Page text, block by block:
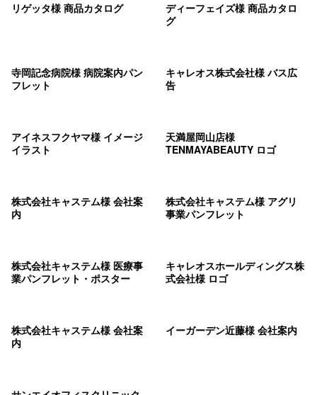
リゲッタ様 商品カタログ
ディーフェイズ様 商品カタロ
グ
寺岡記念病院様 病院案内パン
フレット
キャレオス株式会社様 バス広
告
アイネスフクヤマ様 イメージ
イラスト
天満屋岡山店様
TENMAYABEAUTY ロゴ
株式会社キャステム様 会社案
内
株式会社キャステム様 アグリ
事業パンフレット
株式会社キャステム様 医療事
業パンフレット・ポスター
キャレオスホールディングス株
式会社様 ロゴ
株式会社キャステム様 会社案
内
イーガーデン近藤様 会社案内